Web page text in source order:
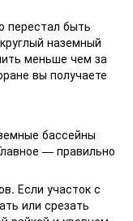
перестал быть
наземный
меньше чем за
вы получаете
бассейны
— правильно
Если участок с
или срезать